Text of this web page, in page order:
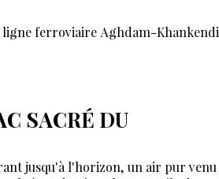
ferroviaire Aghdam-Khankendi
SACRÉ DU
jusqu'à l'horizon, un air pur venu